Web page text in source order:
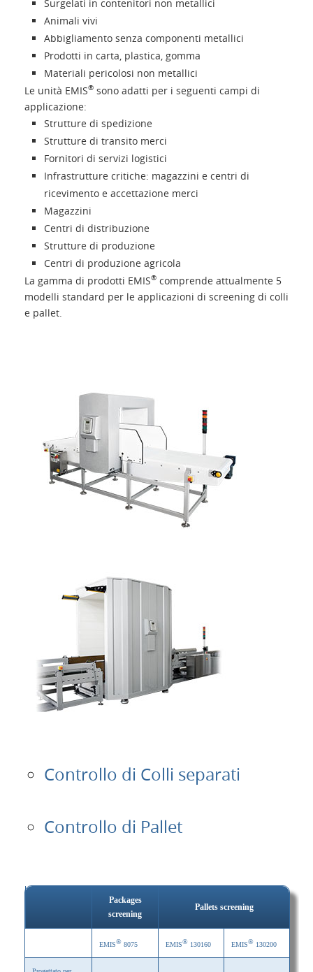
Surgelati in contenitori non metallici
Animali vivi
Abbigliamento senza componenti metallici
Prodotti in carta, plastica, gomma
Materiali pericolosi non metallici
Le unità EMIS® sono adatti per i seguenti campi di
applicazione:
Strutture di spedizione
Strutture di transito merci
Fornitori di servizi logistici
Infrastrutture critiche: magazzini e centri di
ricevimento e accettazione merci
Magazzini
Centri di distribuzione
Strutture di produzione
Centri di produzione agricola
La gamma di prodotti EMIS® comprende attualmente 5
modelli standard per le applicazioni di screening di colli
e pallet.
Controllo di Colli separati
Controllo di Pallet
Packages
screening
Pallets screening
EMIS® 8075 EMIS® 130160 EMIS® 130200